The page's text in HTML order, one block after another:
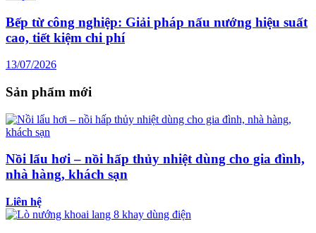
Bếp từ công nghiệp: Giải pháp nấu nướng hiệu suất
cao, tiết kiệm chi phí
13/07/2026
Sản phẩm mới
Nồi lẩu hơi – nồi hấp thủy nhiệt dùng cho gia đình,
nhà hàng, khách sạn
Liên hệ